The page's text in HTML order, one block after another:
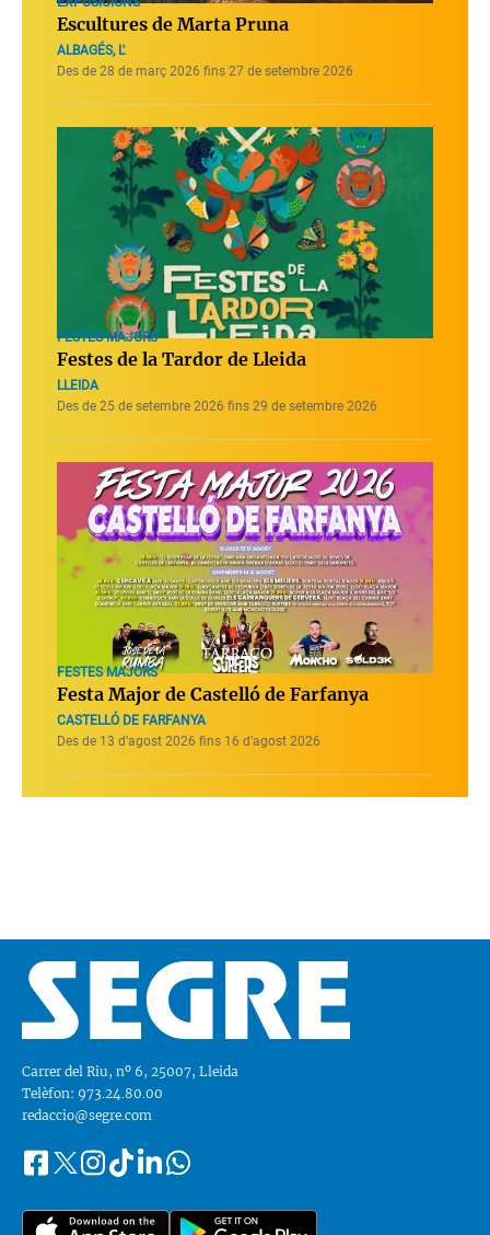
Escultures de Marta Pruna
ALBAGÉS, L'
Des de 28 de març 2026 fins 27 de setembre 2026
FESTES MAJORS
Festes de la Tardor de Lleida
LLEIDA
Des de 25 de setembre 2026 fins 29 de setembre 2026
FESTES MAJORS
Festa Major de Castelló de Farfanya
CASTELLÓ DE FARFANYA
Des de 13 d’agost 2026 fins 16 d’agost 2026
Carrer del Riu, nº 6, 25007, Lleida
Telèfon: 973.24.80.00
redaccio@segre.com
Segueix-
a::
FacebookInstagram
TiktokLinkedinWhatsapp